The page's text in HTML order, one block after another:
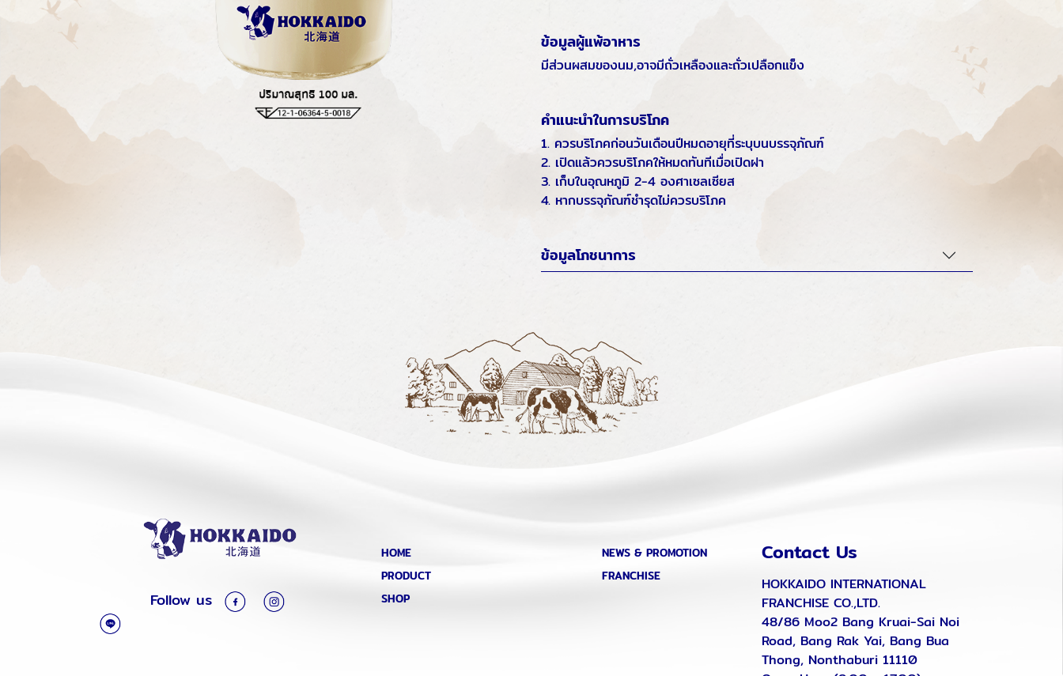
ข้อมูลผู้แพ้อาหาร
มีส่วนผสมของนม,อาจมีถั่วเหลืองและถั่วเปลือกแข็ง
คำแนะนำในการบริโภค
1. ควรบริโภคก่อนวันเดือนปีหมดอายุที่ระบุบนบรรจุภัณฑ์
2. เปิดแล้วควรบริโภคให้หมดทันทีเมื่อเปิดฝา
3. เก็บในอุณหภูมิ 2-4 องศาเซลเซียส
4. หากบรรจุภัณฑ์ชำรุดไม่ควรบริโภค
ข้อมูลโภชนาการ
Follow us
HOME
PRODUCT
SHOP
NEWS & PROMOTION
FRANCHISE
Contact Us
HOKKAIDO INTERNATIONAL
FRANCHISE CO.,LTD.
48/86 Moo2 Bang Kruai-Sai Noi
Road, Bang Rak Yai, Bang Bua
Thong, Nonthaburi 11110